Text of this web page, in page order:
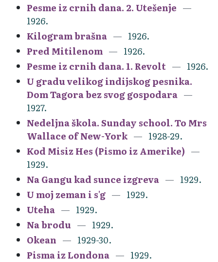
Pesme iz crnih dana. 2. Utešenje
1926.
Kilogram brašna
1926.
Pred Mitilenom
1926.
Pesme iz crnih dana. 1. Revolt
1926.
U gradu velikog indijskog pesnika.
Dom Tagora bez svog gospodara
1927.
Nedeljna škola. Sunday school. To Mrs
Wallace of New-York
1928-29.
Kod Misiz Hes (Pismo iz Amerike)
1929.
Na Gangu kad sunce izgreva
1929.
U moj zeman i s'g
1929.
Uteha
1929.
Na brodu
1929.
Okean
1929-30.
Pisma iz Londona
1929.